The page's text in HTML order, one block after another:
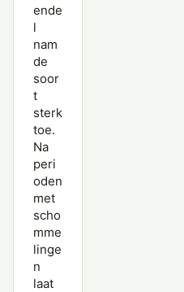
ende
l
nam
de
soor
t
sterk
toe.
Na
peri
oden
met
scho
mme
linge
n
laat